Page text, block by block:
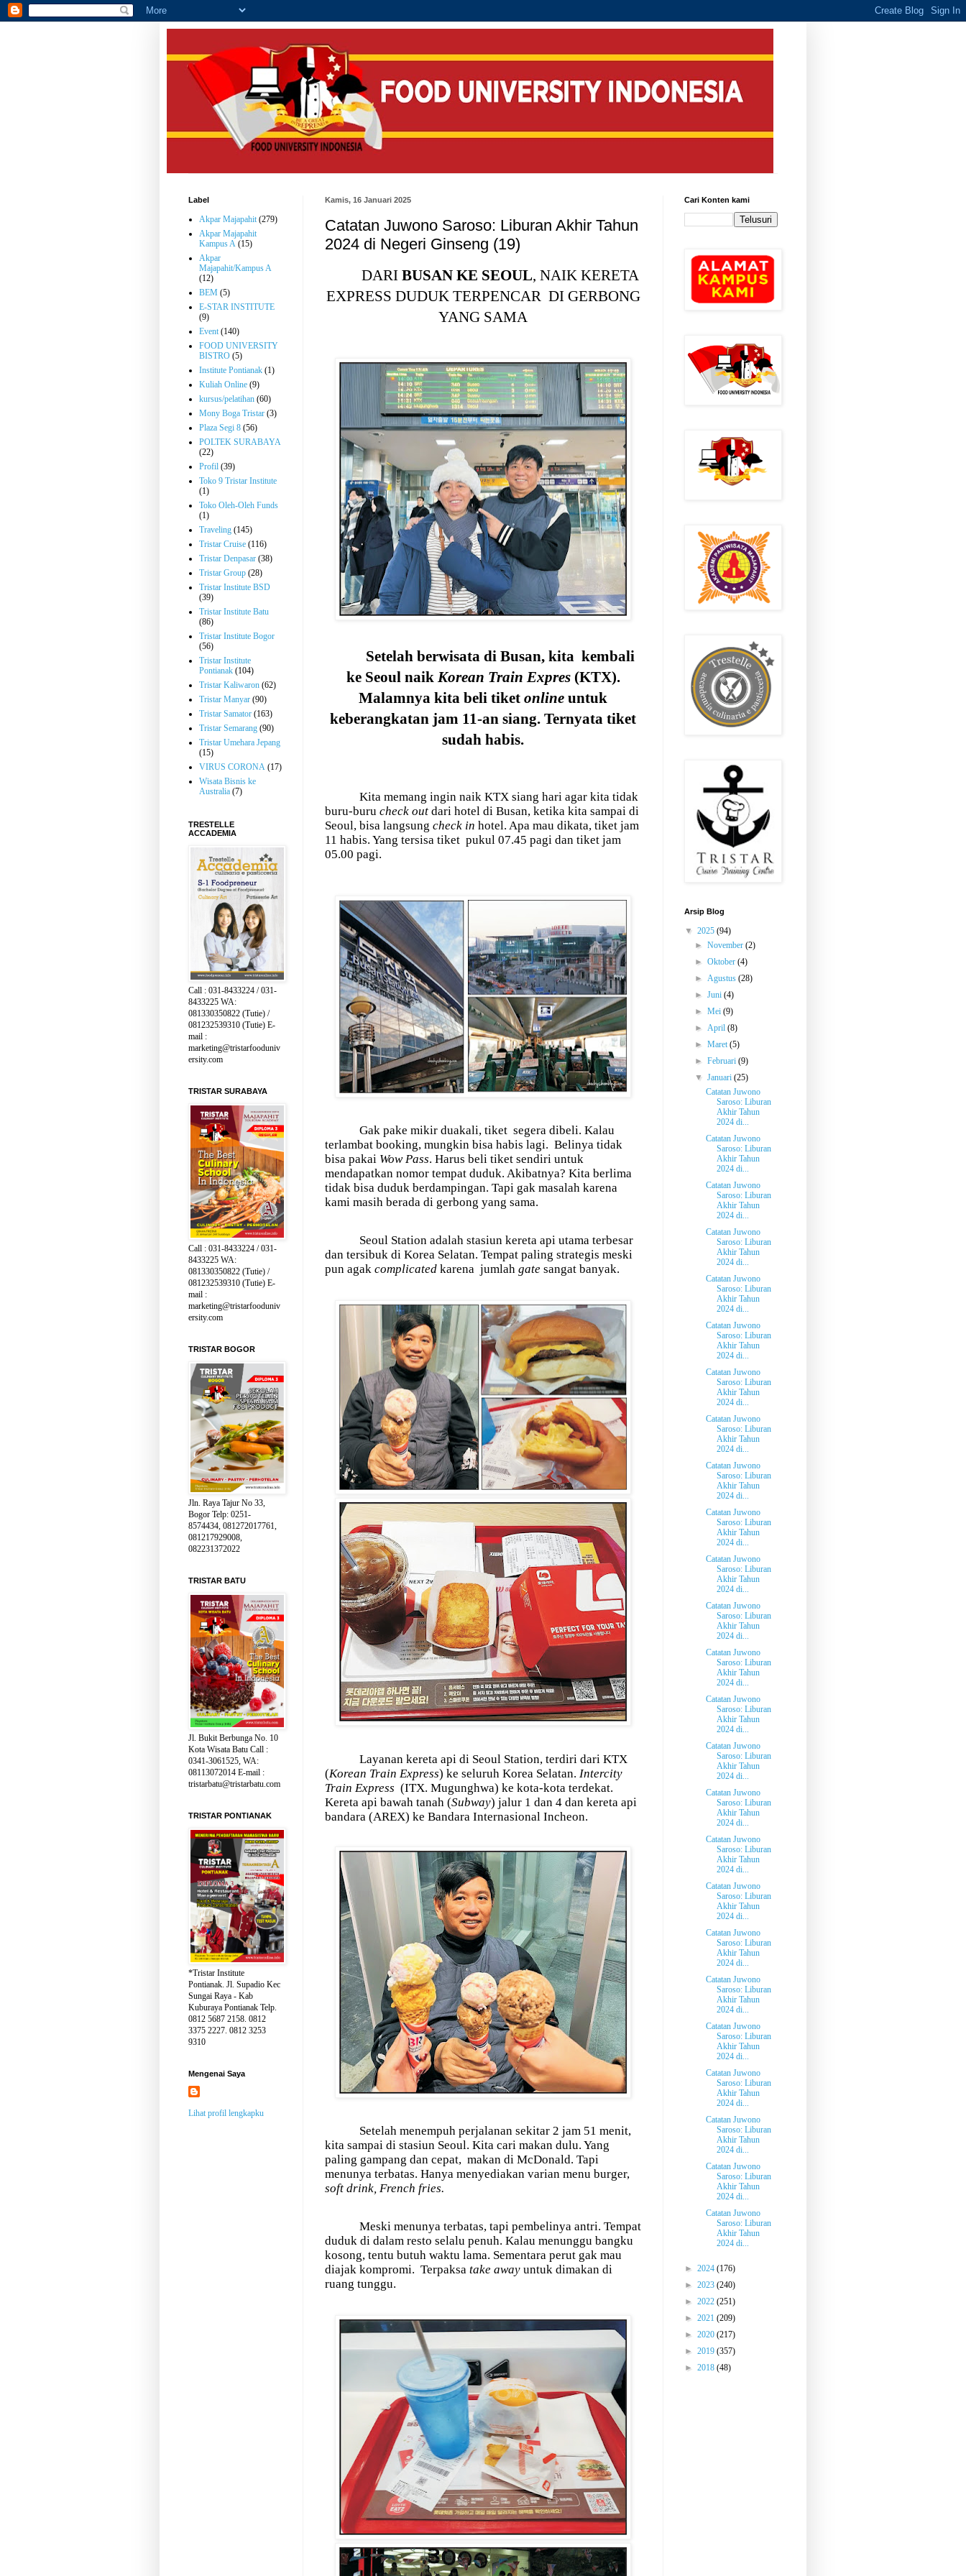
Kamis, 16 Januari 2025
Catatan Juwono Saroso: Liburan Akhir Tahun
2024 di Negeri Ginseng (19)
DARI BUSAN KE SEOUL, NAIK KERETA
EXPRESS DUDUK TERPENCAR DI GERBONG
YANG SAMA
Setelah berwisata di Busan, kita kembali
ke Seoul naik Korean Train Expres(KTX).
Malamnya kita beli tiket online untuk
keberangkatan jam 11-an siang. Ternyata tiket
sudah habis.
Kita memang ingin naik KTX siang hari agar kita tidak
buru-buru check out dari hotel di Busan, ketika kita sampai di
Seoul, bisa langsung check in hotel. Apa mau dikata, tiket jam
11 habis. Yang tersisa tiket pukul 07.45 pagi dan tiket jam
05.00 pagi.
Gak pake mikir duakali, tiket segera dibeli. Kalau
terlambat booking, mungkin bisa habis lagi. Belinya tidak
bisa pakai Wow Pass. Harus beli tiket sendiri untuk
mendapatkan nomor tempat duduk. Akibatnya? Kita berlima
tidak bisa duduk berdampingan. Tapi gak masalah karena
kami masih berada di gerbong yang sama.
Seoul Station adalah stasiun kereta api utama terbesar
dan tersibuk di Korea Selatan. Tempat paling strategis meski
pun agak complicated karena jumlah gate sangat banyak.
Layanan kereta api di Seoul Station, terdiri dari KTX
(Korean Train Express) ke seluruh Korea Selatan. Intercity
Train Express (ITX. Mugunghwa) ke kota-kota terdekat.
Kereta api bawah tanah (Subway) jalur 1 dan 4 dan kereta api
bandara (AREX) ke Bandara Internasional Incheon.
Setelah menempuh perjalanan sekitar 2 jam 51 menit,
kita sampai di stasiun Seoul. Kita cari makan dulu. Yang
paling gampang dan cepat, makan di McDonald. Tapi
menunya terbatas. Hanya menyediakan varian menu burger,
soft drink, French fries.
Meski menunya terbatas, tapi pembelinya antri. Tempat
duduk di dalam resto selalu penuh. Kalau menunggu bangku
kosong, tentu butuh waktu lama. Sementara perut gak mau
diajak kompromi. Terpaksa take away untuk dimakan di
ruang tunggu.
Label
Akpar Majapahit (279)
Akpar Majapahit
Kampus A (15)
Akpar
Majapahit/Kampus A
(12)
BEM (5)
E-STAR INSTITUTE
(9)
Event (140)
FOOD UNIVERSITY
BISTRO (5)
Institute Pontianak (1)
Kuliah Online (9)
kursus/pelatihan (60)
Mony Boga Tristar (3)
Plaza Segi 8 (56)
POLTEK SURABAYA
(22)
Profil (39)
Toko 9 Tristar Institute
(1)
Toko Oleh-Oleh Funds
(1)
Traveling (145)
Tristar Cruise (116)
Tristar Denpasar (38)
Tristar Group (28)
Tristar Institute BSD
(39)
Tristar Institute Batu
(86)
Tristar Institute Bogor
(56)
Tristar Institute
Pontianak (104)
Tristar Kaliwaron (62)
Tristar Manyar (90)
Tristar Samator (163)
Tristar Semarang (90)
Tristar Umehara Jepang
(15)
VIRUS CORONA (17)
Wisata Bisnis ke
Australia (7)
TRESTELLE
ACCADEMIA
Call : 031-8433224 / 031-
8433225 WA:
081330350822 (Tutie) /
081232539310 (Tutie) E-
mail :
marketing@tristarfooduniv
ersity.com
TRISTAR SURABAYA
Call : 031-8433224 / 031-
8433225 WA:
081330350822 (Tutie) /
081232539310 (Tutie) E-
mail :
marketing@tristarfooduniv
ersity.com
TRISTAR BOGOR
Jln. Raya Tajur No 33,
Bogor Telp: 0251-
8574434, 081272017761,
081217929008,
082231372022
TRISTAR BATU
Jl. Bukit Berbunga No. 10
Kota Wisata Batu Call :
0341-3061525, WA:
08113072014 E-mail :
tristarbatu@tristarbatu.com
TRISTAR PONTIANAK
*Tristar Institute
Pontianak. Jl. Supadio Kec
Sungai Raya - Kab
Kuburaya Pontianak Telp.
0812 5687 2158. 0812
3375 2227. 0812 3253
9310
Mengenai Saya
Lihat profil lengkapku
Cari Konten kami
Arsip Blog
▼ 2025 (94)
►November(2)
►Oktober(4)
►Agustus(28)
►Juni(4)
►Mei(9)
►April(8)
►Maret(5)
►Februari(9)
▼Januari(25)
Catatan Juwono
Saroso: Liburan
Akhir Tahun
2024 di...
Catatan Juwono
Saroso: Liburan
Akhir Tahun
2024 di...
Catatan Juwono
Saroso: Liburan
Akhir Tahun
2024 di...
Catatan Juwono
Saroso: Liburan
Akhir Tahun
2024 di...
Catatan Juwono
Saroso: Liburan
Akhir Tahun
2024 di...
Catatan Juwono
Saroso: Liburan
Akhir Tahun
2024 di...
Catatan Juwono
Saroso: Liburan
Akhir Tahun
2024 di...
Catatan Juwono
Saroso: Liburan
Akhir Tahun
2024 di...
Catatan Juwono
Saroso: Liburan
Akhir Tahun
2024 di...
Catatan Juwono
Saroso: Liburan
Akhir Tahun
2024 di...
Catatan Juwono
Saroso: Liburan
Akhir Tahun
2024 di...
Catatan Juwono
Saroso: Liburan
Akhir Tahun
2024 di...
Catatan Juwono
Saroso: Liburan
Akhir Tahun
2024 di...
Catatan Juwono
Saroso: Liburan
Akhir Tahun
2024 di...
Catatan Juwono
Saroso: Liburan
Akhir Tahun
2024 di...
Catatan Juwono
Saroso: Liburan
Akhir Tahun
2024 di...
Catatan Juwono
Saroso: Liburan
Akhir Tahun
2024 di...
Catatan Juwono
Saroso: Liburan
Akhir Tahun
2024 di...
Catatan Juwono
Saroso: Liburan
Akhir Tahun
2024 di...
Catatan Juwono
Saroso: Liburan
Akhir Tahun
2024 di...
Catatan Juwono
Saroso: Liburan
Akhir Tahun
2024 di...
Catatan Juwono
Saroso: Liburan
Akhir Tahun
2024 di...
Catatan Juwono
Saroso: Liburan
Akhir Tahun
2024 di...
Catatan Juwono
Saroso: Liburan
Akhir Tahun
2024 di...
Catatan Juwono
Saroso: Liburan
Akhir Tahun
2024 di...
► 2024 (176)
► 2023 (240)
► 2022 (251)
► 2021 (209)
► 2020 (217)
► 2019 (357)
► 2018 (48)